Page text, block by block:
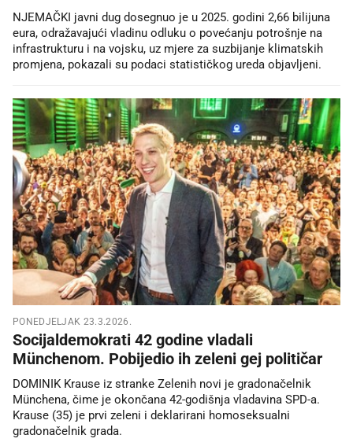
NJEMAČKI javni dug dosegnuo je u 2025. godini 2,66 bilijuna
eura, odražavajući vladinu odluku o povećanju potrošnje na
infrastrukturu i na vojsku, uz mjere za suzbijanje klimatskih
promjena, pokazali su podaci statističkog ureda objavljeni.
PONEDJELJAK 23.3.2026.
Socijaldemokrati 42 godine vladali
Münchenom. Pobijedio ih zeleni gej političar
DOMINIK Krause iz stranke Zelenih novi je gradonačelnik
Münchena, čime je okončana 42-godišnja vladavina SPD-a.
Krause (35) je prvi zeleni i deklarirani homoseksualni
gradonačelnik grada.